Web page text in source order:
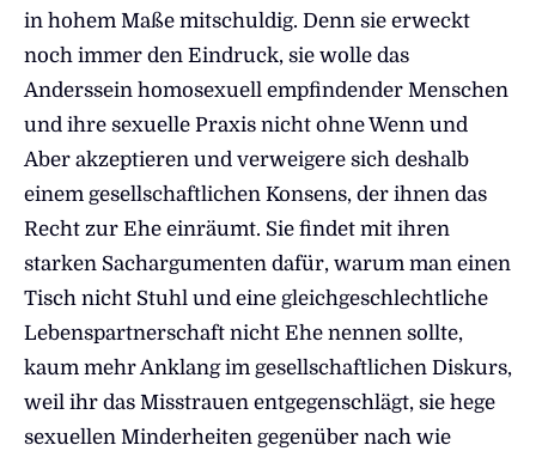
in hohem Maße mitschuldig. Denn sie erweckt
noch immer den Eindruck, sie wolle das
Anderssein homosexuell empfindender Menschen
und ihre sexuelle Praxis nicht ohne Wenn und
Aber akzeptieren und verweigere sich deshalb
einem gesellschaftlichen Konsens, der ihnen das
Recht zur Ehe einräumt. Sie findet mit ihren
starken Sachargumenten dafür, warum man einen
Tisch nicht Stuhl und eine gleichgeschlechtliche
Lebenspartnerschaft nicht Ehe nennen sollte,
kaum mehr Anklang im gesellschaftlichen Diskurs,
weil ihr das Misstrauen entgegenschlägt, sie hege
sexuellen Minderheiten gegenüber nach wie